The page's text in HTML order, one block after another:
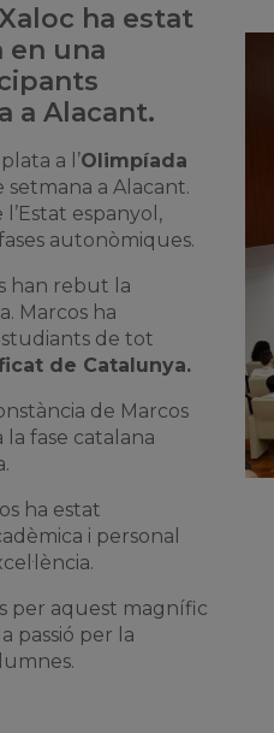
ha estat
en una
a Alacant.
a l’Olimpíada
a Alacant.
espanyol,
autonòmiques.
han rebut la
Marcos ha
de tot
de Catalunya.
de Marcos
la fase catalana
ha estat
i personal
per aquest magnífic
passió per la